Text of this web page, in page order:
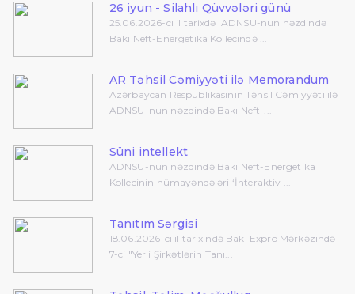
26 iyun - Silahlı Qüvvələri günü
25.06.2026-cı il tarixdə ADNSU-nun nəzdində
Bakı Neft-Energetika Kollecində ...
AR Təhsil Cəmiyyəti ilə Memorandum
Azərbaycan Respublikasının Təhsil Cəmiyyəti ilə
ADNSU-nun nəzdində Bakı Neft-...
Süni intellekt
ADNSU-nun nəzdində Bakı Neft-Energetika
Kollecinin nümayəndələri ‘İnteraktiv ...
Tanıtım Sərgisi
18.06.2026-cı il tarixində Bakı Expro Mərkəzində
7-ci "Yerli Şirkətlərin Tanı...